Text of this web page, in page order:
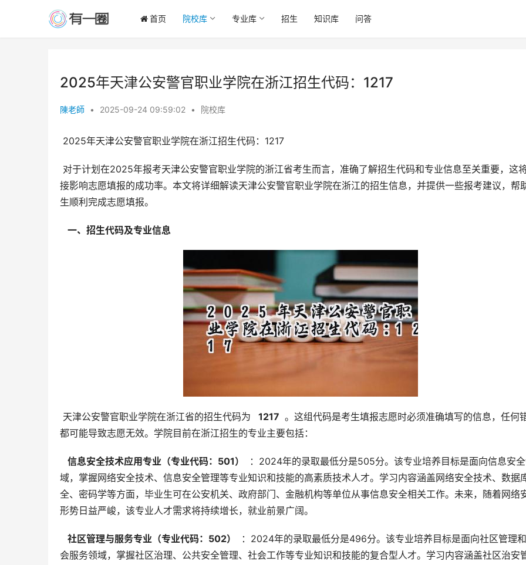
首页 院校库 专业库 招生 知识库 问答
2025年天津公安警官职业学院在浙江招生代码：1217
陳老師 • 2025-09-24 09:59:02 • 院校库
2025年天津公安警官职业学院在浙江招生代码：1217
接影响志愿填报的成功率。本文将详细解读天津公安警官职业学院在浙江的招生信息，并提供一些报考建议，帮
生顺利完成志愿填报。
  一、招生代码及专业信息
天津公安警官职业学院在浙江省的招生代码为
  1217
。这组代码是考生填报志愿时必须准确填写的信息，任何
都可能导致志愿无效。学院目前在浙江招生的专业主要包括：
  信息安全技术应用专业（专业代码：501）
：2024年的录取最低分是505分。该专业培养目标是面向信息安
域，掌握网络安全技术、信息安全管理等专业知识和技能的高素质技术人才。学习内容涵盖网络安全技术、数据
全、密码学等方面，毕业生可在公安机关、政府部门、金融机构等单位从事信息安全相关工作。未来，随着网络
形势日益严峻，该专业人才需求将持续增长，就业前景广阔。
  社区管理与服务专业（专业代码：502）
：2024年的录取最低分是496分。该专业培养目标是面向社区管理
会服务领域，掌握社区治理、公共安全管理、社会工作等专业知识和技能的复合型人才。学习内容涵盖社区治安